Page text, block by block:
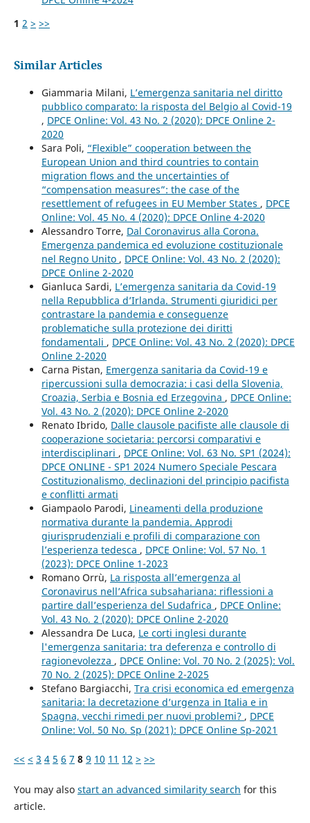
1 2 > >>
Similar Articles
Giammaria Milani, L’emergenza sanitaria nel diritto
pubblico comparato: la risposta del Belgio al Covid-19
, DPCE Online: Vol. 43 No. 2 (2020): DPCE Online 2-
2020
Sara Poli, “Flexible” cooperation between the
European Union and third countries to contain
migration flows and the uncertainties of
“compensation measures”: the case of the
resettlement of refugees in EU Member States , DPCE
Online: Vol. 45 No. 4 (2020): DPCE Online 4-2020
Alessandro Torre, Dal Coronavirus alla Corona.
Emergenza pandemica ed evoluzione costituzionale
nel Regno Unito , DPCE Online: Vol. 43 No. 2 (2020):
DPCE Online 2-2020
Gianluca Sardi, L’emergenza sanitaria da Covid-19
nella Repubblica d’Irlanda. Strumenti giuridici per
contrastare la pandemia e conseguenze
problematiche sulla protezione dei diritti
fondamentali , DPCE Online: Vol. 43 No. 2 (2020): DPCE
Online 2-2020
Carna Pistan, Emergenza sanitaria da Covid-19 e
ripercussioni sulla democrazia: i casi della Slovenia,
Croazia, Serbia e Bosnia ed Erzegovina , DPCE Online:
Vol. 43 No. 2 (2020): DPCE Online 2-2020
Renato Ibrido, Dalle clausole pacifiste alle clausole di
cooperazione societaria: percorsi comparativi e
interdisciplinari , DPCE Online: Vol. 63 No. SP1 (2024):
DPCE ONLINE - SP1 2024 Numero Speciale Pescara
Costituzionalismo, declinazioni del principio pacifista
e conflitti armati
Giampaolo Parodi, Lineamenti della produzione
normativa durante la pandemia. Approdi
giurisprudenziali e profili di comparazione con
l’esperienza tedesca , DPCE Online: Vol. 57 No. 1
(2023): DPCE Online 1-2023
Romano Orrù, La risposta all’emergenza al
Coronavirus nell’Africa subsahariana: riflessioni a
partire dall’esperienza del Sudafrica , DPCE Online:
Vol. 43 No. 2 (2020): DPCE Online 2-2020
Alessandra De Luca, Le corti inglesi durante
l'emergenza sanitaria: tra deferenza e controllo di
ragionevolezza , DPCE Online: Vol. 70 No. 2 (2025): Vol.
70 No. 2 (2025): DPCE Online 2-2025
Stefano Bargiacchi, Tra crisi economica ed emergenza
sanitaria: la decretazione d’urgenza in Italia e in
Spagna, vecchi rimedi per nuovi problemi? , DPCE
Online: Vol. 50 No. Sp (2021): DPCE Online Sp-2021
<< < 3 4 5 6 7 8 9 10 11 12 > >>
You may also start an advanced similarity search for this
article.